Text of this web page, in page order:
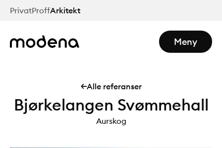
Hopp
PrivatProffArkitekt
Meny
Alle referanser
Bjørkelangen Svømmehall
Aurskog